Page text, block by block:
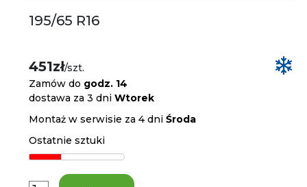
195/65 R16
451zł/szt.
Zamów do godz. 14
dostawa za 3 dniWtorek
Montaż w serwisie za 4 dniŚroda
Ostatnie sztuki